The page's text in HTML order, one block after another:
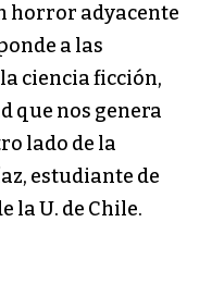
horror adyacente
a las
ciencia ficción,
que nos genera
lado de la
estudiante de
la U. de Chile.